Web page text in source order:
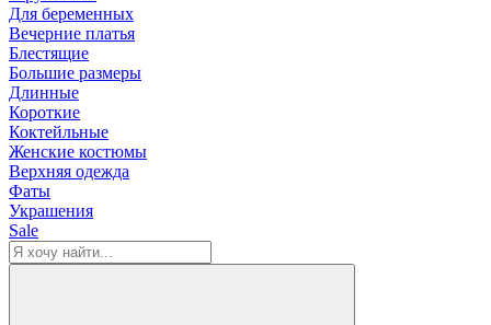
Для беременных
Вечерние платья
Блестящие
Большие размеры
Длинные
Короткие
Коктейльные
Женские костюмы
Верхняя одежда
Фаты
Украшения
Sale